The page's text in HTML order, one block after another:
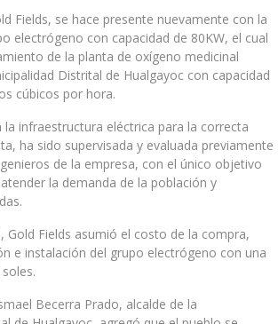
Gratuito: 0800 547 60 |
Fields, se hace presente nuevamente con la
electrógeno con capacidad de 80KW, el cual
de la planta de oxígeno medicinal
Distrital de Hualgayoc con capacidad
cúbicos por hora.
la infraestructura eléctrica para la correcta
ha sido supervisada y evaluada previamente
de la empresa, con el único objetivo
la demanda de la población y
Gold Fields asumió el costo de la compra,
e instalación del grupo electrógeno con una
Becerra Prado, alcalde de la